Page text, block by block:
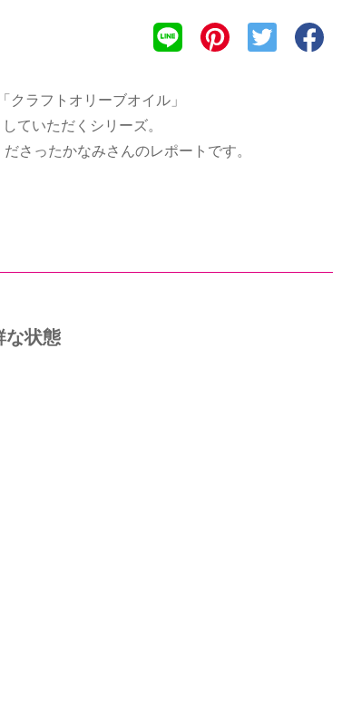
ラフトオリーブオイル」
ていただくシリーズ。
さったかなみさんのレポートです。
な状態